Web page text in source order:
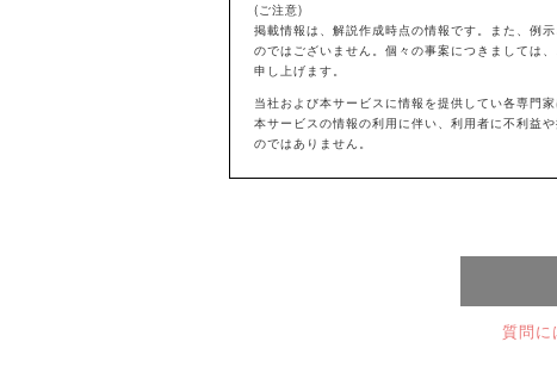
(ご注意)
掲載情報は、解説作成時点の情報です。また、例
のではございません。個々の事案につきましては
申し上げます。
当社および本サービスに情報を提供してい各専門
本サービスの情報の利用に伴い、利用者に不利益
のではありません。
質問に